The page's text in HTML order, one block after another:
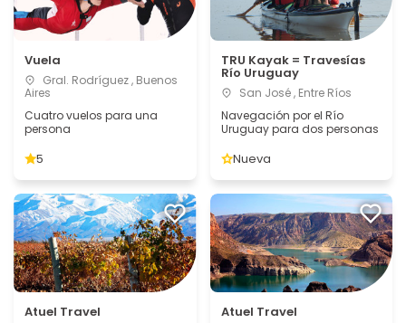
Vuela
Gral. Rodríguez , Buenos
Aires
Cuatro vuelos para una
persona
5
TRU Kayak = Travesías
Río Uruguay
San José , Entre Ríos
Navegación por el Río
Uruguay para dos personas
Nueva
Atuel Travel Atuel Travel